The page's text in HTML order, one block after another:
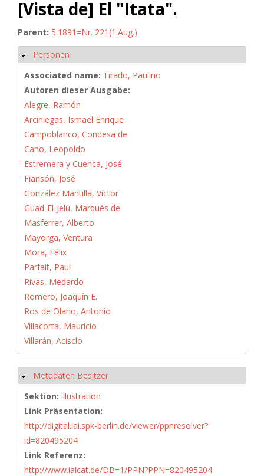
[Vista de] El "Itata".
Parent: 5.1891=Nr. 221(1.Aug.)
Ausblenden
Personen
Associated name: Tirado, Paulino
Autoren dieser Ausgabe:
Alegre, Ramón
Arciniegas, Ismael Enrique
Campoblanco, Condesa de
Cano, Leopoldo
Estremera y Cuenca, José
Fiansón, José
González Mantilla, Víctor
Guad-El-Jelú, Marqués de
Masferrer, Alberto
Mayorga, Ventura
Mora, Félix
Parfait, Paul
Rivas, Medardo
Romero, Joaquín E.
Ros de Olano, Antonio
Villacorta, Mauricio
Villarán, Acisclo
Ausblenden
Metadaten Besitzer
Sektion: illustration
Link Präsentation:
http://digital.iai.spk-berlin.de/viewer/ppnresolver?
id=820495204
Link Referenz:
http://www.iaicat.de/DB=1/PPN?PPN=820495204